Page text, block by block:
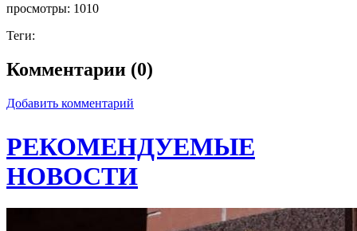
просмотры: 1010
Теги:
Комментарии (0)
Добавить комментарий
РЕКОМЕНДУЕМЫЕ
НОВОСТИ